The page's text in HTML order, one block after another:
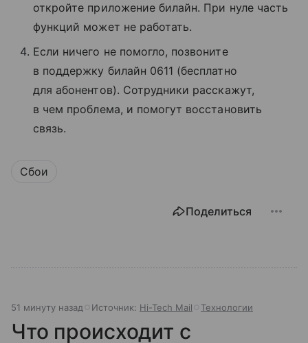
откройте приложение билайн. При нуле часть
функций может не работать.
Если ничего не помогло, позвоните
в поддержку билайн 0611 (бесплатно
для абонентов). Сотрудники расскажут,
в чем проблема, и помогут восстановить
связь.
Сбои
Поделиться
51 минуту назад Источник: Hi-Tech Mail Технологии
Что происходит с